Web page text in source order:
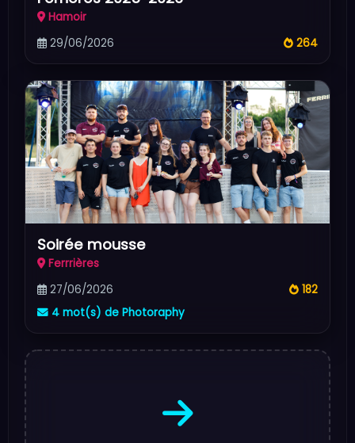
Hamoir
29/06/2026
264
Soirée mousse
Ferrrières
27/06/2026
182
4 mot(s) de Photoraphy